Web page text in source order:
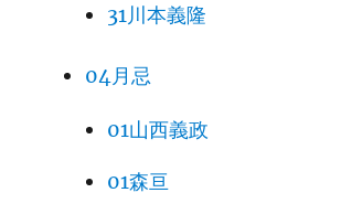
31川本義隆
04月忌
01山西義政
01森亘